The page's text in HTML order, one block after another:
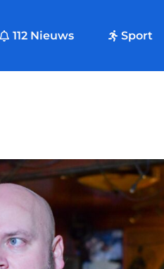
112 Nieuws Sport